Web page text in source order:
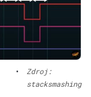
•
Zdroj:
stacksmashing